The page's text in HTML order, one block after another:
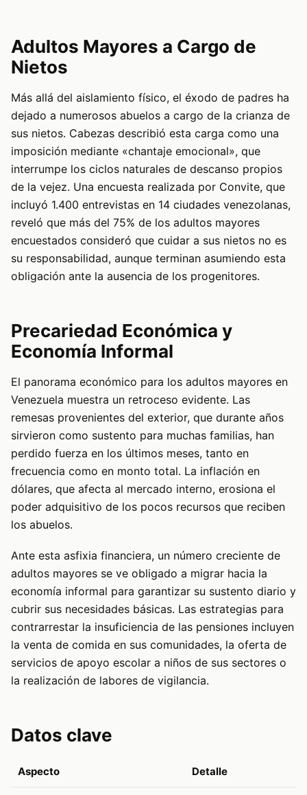
Adultos Mayores a Cargo de
Nietos
Más allá del aislamiento físico, el éxodo de padres ha
dejado a numerosos abuelos a cargo de la crianza de
sus nietos. Cabezas describió esta carga como una
imposición mediante «chantaje emocional», que
interrumpe los ciclos naturales de descanso propios
de la vejez. Una encuesta realizada por Convite, que
incluyó 1.400 entrevistas en 14 ciudades venezolanas,
reveló que más del 75% de los adultos mayores
encuestados consideró que cuidar a sus nietos no es
su responsabilidad, aunque terminan asumiendo esta
obligación ante la ausencia de los progenitores.
Precariedad Económica y
Economía Informal
El panorama económico para los adultos mayores en
Venezuela muestra un retroceso evidente. Las
remesas provenientes del exterior, que durante años
sirvieron como sustento para muchas familias, han
perdido fuerza en los últimos meses, tanto en
frecuencia como en monto total. La inflación en
dólares, que afecta al mercado interno, erosiona el
poder adquisitivo de los pocos recursos que reciben
los abuelos.
Ante esta asfixia financiera, un número creciente de
adultos mayores se ve obligado a migrar hacia la
economía informal para garantizar su sustento diario y
cubrir sus necesidades básicas. Las estrategias para
contrarrestar la insuficiencia de las pensiones incluyen
la venta de comida en sus comunidades, la oferta de
servicios de apoyo escolar a niños de sus sectores o
la realización de labores de vigilancia.
Datos clave
Aspecto Detalle